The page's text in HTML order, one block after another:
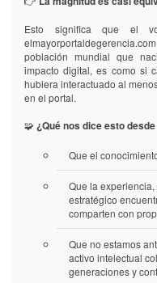
Esto significa que el
población mundial que
impacto digital, es como si
hubiera interactuado al
en el portal.
🧩¿Qué nos dice esto
Que el
Que la
estratégico
comparten con
Que no estamos
activo intelectual
generaciones y